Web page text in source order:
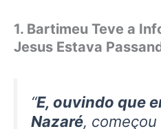
1. Bartimeu Teve a
Jesus Estava
“E, ouvindo que
Nazaré, começou